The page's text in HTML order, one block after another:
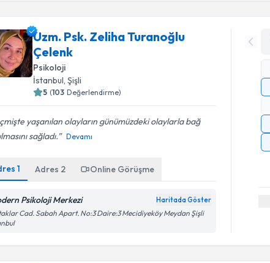
Uzm. Psk. Zeliha Turanoğlu
Çelenk
Psikoloji
İstanbul, Şişli
5 (103 Değerlendirme)
yaşanılan olayların günümüzdeki olaylarla bağ
sağladı.
Devamı
1 Adres 2 Online Görüşme
Psikoloji Merkezi Haritada Göster
Cad. Sabah Apart. No:3 Daire:3 Mecidiyeköy Meydan Şişli